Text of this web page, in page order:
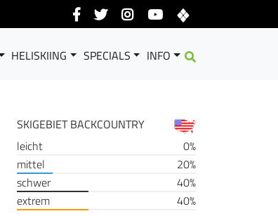
HELISKIING SPECIALS INFO
SKIGEBIET BACKCOUNTRY
leicht
0%
mittel
20%
schwer
40%
extrem
40%